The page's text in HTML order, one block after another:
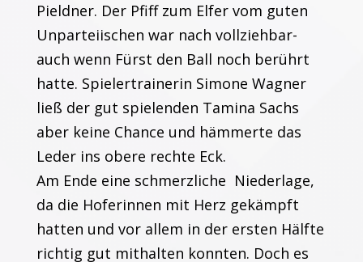
Pieldner. Der Pfiff zum Elfer vom guten
Unparteiischen war nach vollziehbar-
auch wenn Fürst den Ball noch berührt
hatte. Spielertrainerin Simone Wagner
ließ der gut spielenden Tamina Sachs
aber keine Chance und hämmerte das
Leder ins obere rechte Eck.
Am Ende eine schmerzliche Niederlage,
da die Hoferinnen mit Herz gekämpft
hatten und vor allem in der ersten Hälfte
richtig gut mithalten konnten. Doch es